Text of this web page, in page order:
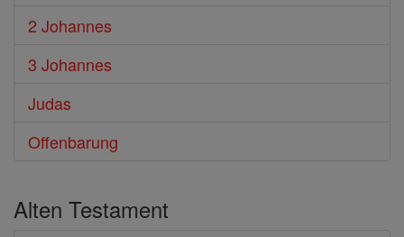
2 Johannes
3 Johannes
Judas
Offenbarung
Alten Testament